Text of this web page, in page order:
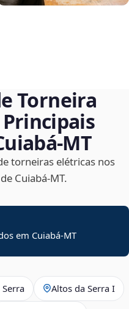
Torneira
torneiras elétricas nos
Cuiabá‑MT.
em Cuiabá-MT
Altos da Serra I